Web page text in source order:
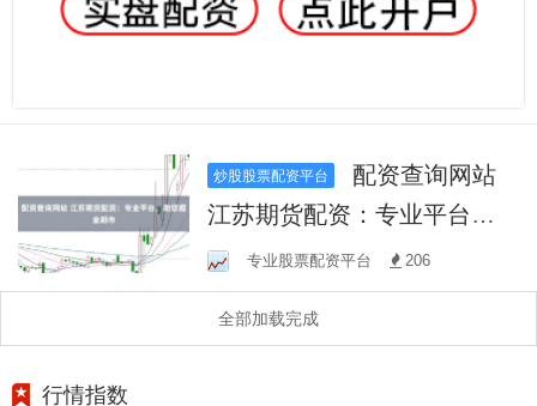
炒股股票配资平台
江苏期货配资：专业平台，
助您掘金期市
专业股票配资平台 206
全部加载完成
行情指数